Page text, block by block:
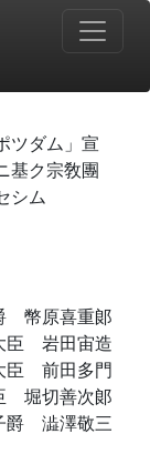
ツダム」宣
基ク宗敎團
シム
幣原喜重郞
臣 岩田宙造
臣 前田多門
堀切善次郞
爵 澁澤敬三